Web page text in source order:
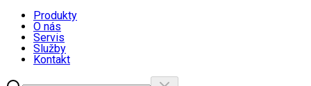
Produkty
O nás
Servis
Služby
Kontakt